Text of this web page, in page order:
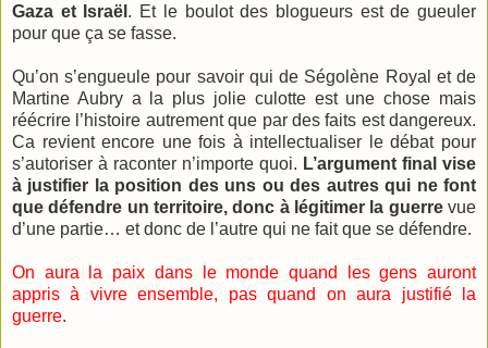
Gaza et Israël . Et le boulot des blogueurs est de gueuler
pour que ça se fasse.
Qu’on s’engueule pour savoir qui de Ségolène Royal et de
Martine Aubry a la plus jolie culotte est une chose mais
réécrire l’histoire autrement que par des faits est dangereux.
Ca revient encore une fois à intellectualiser le débat pour
s’autoriser à raconter n’importe quoi. L’argument final vise
à justifier la position des uns ou des autres qui ne font
que défendre un territoire, donc à légitimer la guerrevue
d’une partie… et donc de l’autre qui ne fait que se défendre.
On aura la paix dans le monde quand les gens auront
appris à vivre ensemble, pas quand on aura justifié la
guerre.